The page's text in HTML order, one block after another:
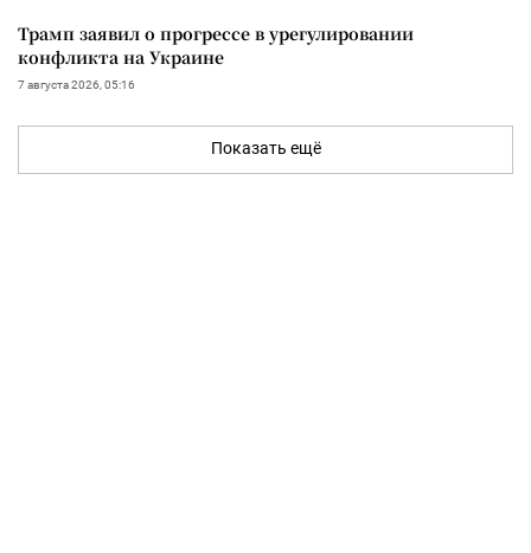
Трамп заявил о прогрессе в урегулировании
конфликта на Украине
7 августа 2026, 05:16
Показать ещё